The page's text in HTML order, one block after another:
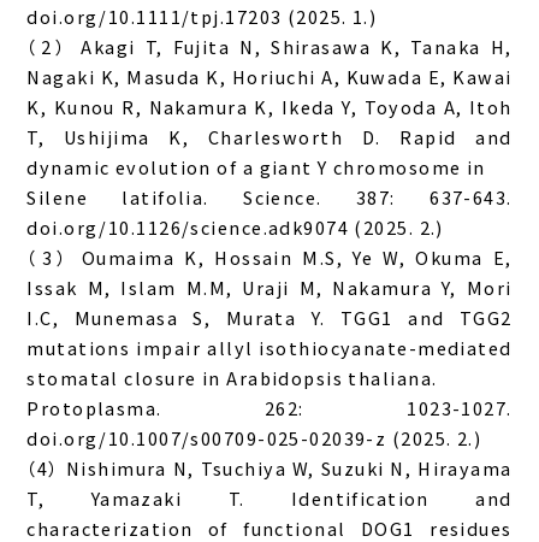
doi.org/10.1111/tpj.17203 (2025. 1.)
（2） Akagi T, Fujita N, Shirasawa K, Tanaka H,
Nagaki K, Masuda K, Horiuchi A, Kuwada E, Kawai
K, Kunou R, Nakamura K, Ikeda Y, Toyoda A, Itoh
T, Ushijima K, Charlesworth D. Rapid and
dynamic evolution of a giant Y chromosome in
Silene latifolia. Science. 387: 637-643.
doi.org/10.1126/science.adk9074 (2025. 2.)
（3） Oumaima K, Hossain M.S, Ye W, Okuma E,
Issak M, Islam M.M, Uraji M, Nakamura Y, Mori
I.C, Munemasa S, Murata Y. TGG1 and TGG2
mutations impair allyl isothiocyanate-mediated
stomatal closure in Arabidopsis thaliana.
Protoplasma. 262: 1023-1027.
doi.org/10.1007/s00709-025-02039-z (2025. 2.)
（4） Nishimura N, Tsuchiya W, Suzuki N, Hirayama
T, Yamazaki T. Identification and
characterization of functional DOG1 residues